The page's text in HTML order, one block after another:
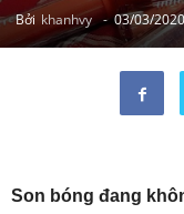
Bởi khanhvy - 03/03/2020
Son bóng đang